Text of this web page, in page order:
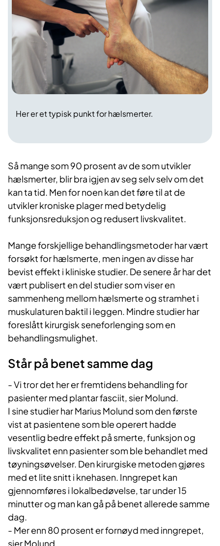
Her er et typisk punkt for hælsmerter.
Så mange som 90 prosent av de som utvikler
hælsmerter, blir bra igjen av seg selv selv om det
kan ta tid. Men for noen kan det føre til at de
utvikler kroniske plager med betydelig
funksjonsreduksjon og redusert livskvalitet.
Mange forskjellige behandlingsmetoder har vært
forsøkt for hælsmerte, men ingen av disse har
bevist effekt i kliniske studier. De senere år har det
vært publisert en del studier som viser en
sammenheng mellom hælsmerte og stramhet i
muskulaturen baktil i leggen. Mindre studier har
foreslått kirurgisk seneforlenging som en
behandlingsmulighet.
Står på benet samme dag
- Vi tror det her er fremtidens behandling for
pasienter med plantar fasciit, sier Molund.
I sine studier har Marius Molund som den første
vist at pasientene som ble operert hadde
vesentlig bedre effekt på smerte, funksjon og
livskvalitet enn pasienter som ble behandlet med
tøyningsøvelser. Den kirurgiske metoden gjøres
med et lite snitt i knehasen. Inngrepet kan
gjennomføres i lokalbedøvelse, tar under 15
minutter og man kan gå på benet allerede samme
dag.
- Mer enn 80 prosent er fornøyd med inngrepet,
sier Molund.